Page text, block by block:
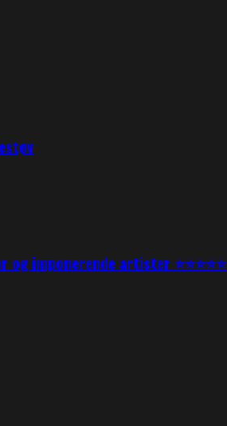
imponerende artister ⭐⭐⭐⭐⭐